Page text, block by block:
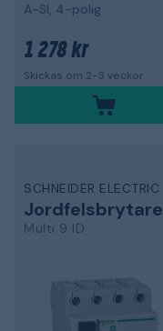
A-SI, 4-polig
1 278 kr
Skickas om 2-3 veckor
SCHNEIDER ELECTRIC
Jordfelsbrytare
Multi 9 ID